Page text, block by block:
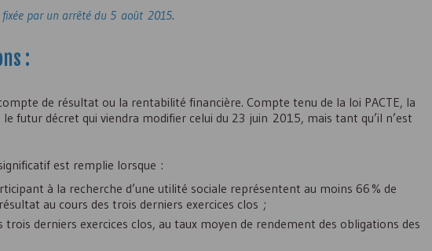
fixée par un arrêté du 5 août 2015.
:
de résultat ou la rentabilité financière. Compte tenu de la loi PACTE, la
futur décret qui viendra modifier celui du 23 juin 2015, mais tant qu’il n’est
est remplie lorsque :
à la recherche d’une utilité sociale représentent au moins 66 % de
au cours des trois derniers exercices clos ;
derniers exercices clos, au taux moyen de rendement des obligations des